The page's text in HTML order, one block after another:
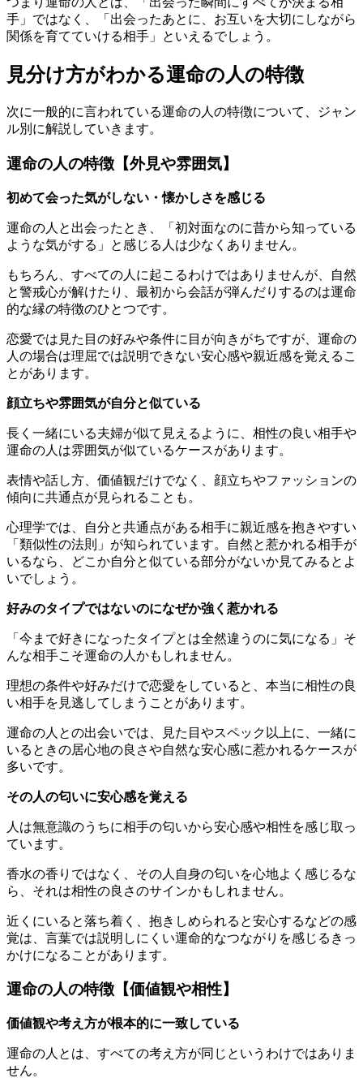
手」ではなく、「出会ったあとに、お互いを大切にしながら
関係を育てていける相手」といえるでしょう。
見分け方がわかる運命の人の特徴
次に一般的に言われている運命の人の特徴について、ジャン
ル別に解説していきます。
運命の人の特徴【外見や雰囲気】
初めて会った気がしない・懐かしさを感じる
運命の人と出会ったとき、「初対面なのに昔から知っている
ような気がする」と感じる人は少なくありません。
もちろん、すべての人に起こるわけではありませんが、自然
と警戒心が解けたり、最初から会話が弾んだりするのは運命
的な縁の特徴のひとつです。
恋愛では見た目の好みや条件に目が向きがちですが、運命の
人の場合は理屈では説明できない安心感や親近感を覚えるこ
とがあります。
顔立ちや雰囲気が自分と似ている
長く一緒にいる夫婦が似て見えるように、相性の良い相手や
運命の人は雰囲気が似ているケースがあります。
表情や話し方、価値観だけでなく、顔立ちやファッションの
傾向に共通点が見られることも。
心理学では、自分と共通点がある相手に親近感を抱きやすい
「類似性の法則」が知られています。自然と惹かれる相手が
いるなら、どこか自分と似ている部分がないか見てみるとよ
いでしょう。
好みのタイプではないのになぜか強く惹かれる
「今まで好きになったタイプとは全然違うのに気になる」そ
んな相手こそ運命の人かもしれません。
理想の条件や好みだけで恋愛をしていると、本当に相性の良
い相手を見逃してしまうことがあります。
運命の人との出会いでは、見た目やスペック以上に、一緒に
いるときの居心地の良さや自然な安心感に惹かれるケースが
多いです。
その人の匂いに安心感を覚える
人は無意識のうちに相手の匂いから安心感や相性を感じ取っ
ています。
香水の香りではなく、その人自身の匂いを心地よく感じるな
ら、それは相性の良さのサインかもしれません。
近くにいると落ち着く、抱きしめられると安心するなどの感
覚は、言葉では説明しにくい運命的なつながりを感じるきっ
かけになることがあります。
運命の人の特徴【価値観や相性】
価値観や考え方が根本的に一致している
運命の人とは、すべての考え方が同じというわけではありま
せん。